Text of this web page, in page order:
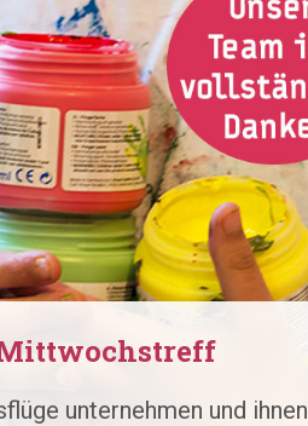
unternehmen und ihnen